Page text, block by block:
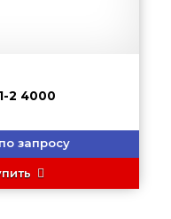
2 4000
запросу